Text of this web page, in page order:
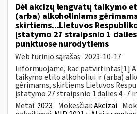
Dėl akcizų lengvatų taikymo
(arba) alkoholiniams
skirtiems...Lietuvos
įstatymo 27 straipsnio 1
punktuose nurodytiems
Web turinio sąrašas 2023-10-17
Informuojame, kad patvirtintas[1]
taikymo etilo alkoholiui ir (arba)
gėrimams, skirtiems Lietuvos
įstatymo 27 straipsnio 1 dalies 4–7
Metai: 2023 Mokesčiai:Akcizai